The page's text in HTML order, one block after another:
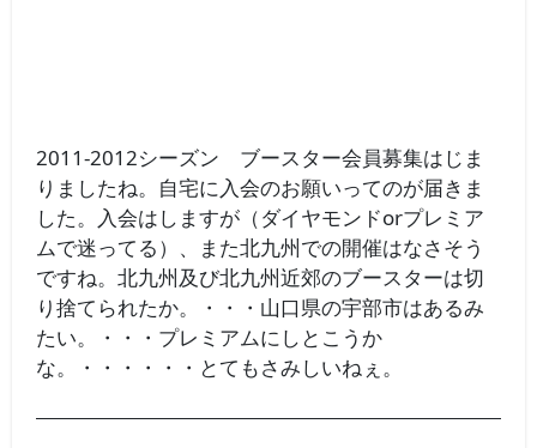
2011-2012シーズン ブースター会員募集はじま
りましたね。自宅に入会のお願いってのが届きま
した。入会はしますが（ダイヤモンドorプレミア
ムで迷ってる）、また北九州での開催はなさそう
ですね。北九州及び北九州近郊のブースターは切
り捨てられたか。・・・山口県の宇部市はあるみ
たい。・・・プレミアムにしとこうか
な。・・・・・・とてもさみしいねぇ。